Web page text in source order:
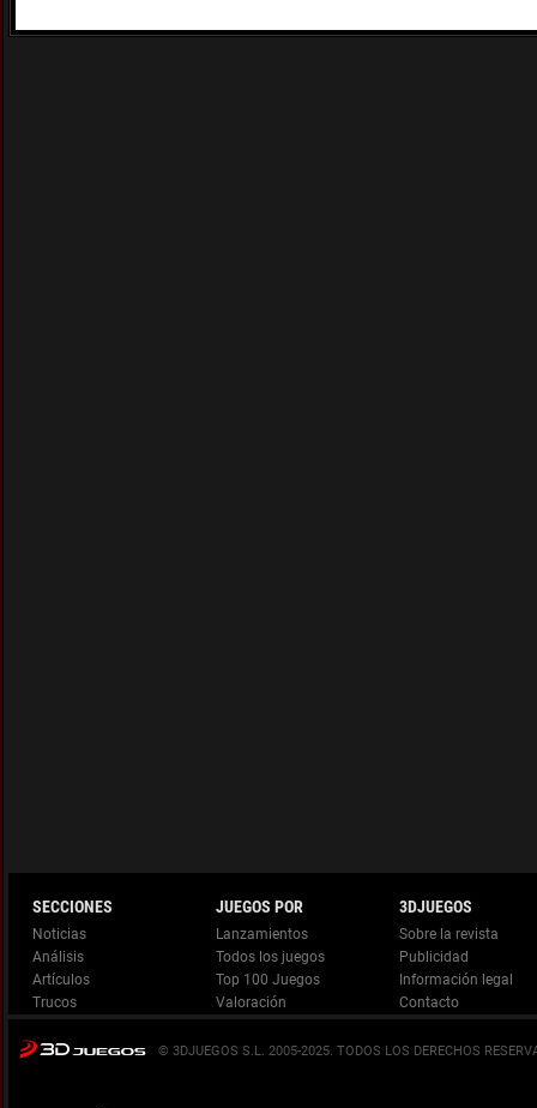
Noticias
Análisis
Artículos
Trucos
Lanzamientos
Todos los juegos
Top 100 Juegos
Valoración
Información legal
© 3DJUEGOS S.L. 2005-2025.